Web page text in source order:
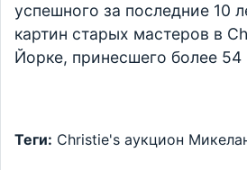
успешного за последние 10
картин старых мастеров в
Йорке, принесшего более
Теги: Christie's аукцион